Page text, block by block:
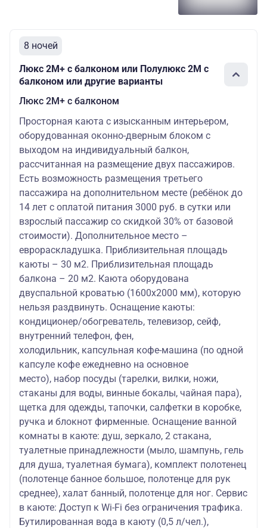
8 ночей
Люкс 2М+ с балконом или Полулюкс 2М с
балконом или другие варианты
Люкс 2М+ с балконом
Просторная каюта с изысканным интерьером,
оборудованная оконно-дверным блоком с
выходом на индивидуальный балкон,
рассчитанная на размещение двух пассажиров.
Есть возможность размещения третьего
пассажира на дополнительном месте (ребёнок до
14 лет с оплатой питания 3000 руб. в сутки или
взрослый пассажир со скидкой 30% от базовой
стоимости). Дополнительное место –
еврораскладушка. Приблизительная площадь
каюты – 30 м2. Приблизительная площадь
балкона – 20 м2. Каюта оборудована
двуспальной кроватью (1600х2000 мм), которую
нельзя раздвинуть. Оснащение каюты:
кондиционер/обогреватель, телевизор, сейф,
внутренний телефон, фен,
холодильник, капсульная кофе-машина (по одной
капсуле кофе ежедневно на основное
место), набор посуды (тарелки, вилки, ножи,
стаканы для воды, винные бокалы, чайная пара),
щетка для одежды, тапочки, салфетки в коробке,
ручка и блокнот фирменные. Оснащение ванной
комнаты в каюте: душ, зеркало, 2 стакана,
туалетные принадлежности (мыло, шампунь, гель
для душа, туалетная бумага), комплект полотенец
(полотенце банное большое, полотенце для рук
среднее), халат банный, полотенце для ног. Сервис
в каюте: Доступ к Wi-Fi без ограничения трафика.
Бутилированная вода в каюту (0,5 л/чел.),